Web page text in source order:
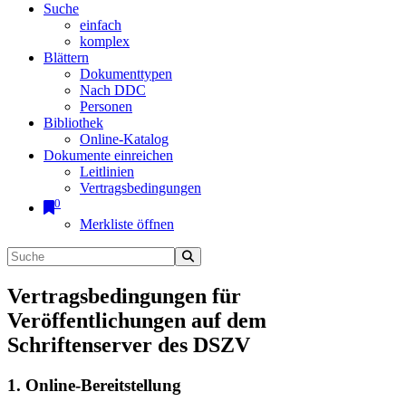
Suche
einfach
komplex
Blättern
Dokumenttypen
Nach DDC
Personen
Bibliothek
Online-Katalog
Dokumente einreichen
Leitlinien
Vertragsbedingungen
0
Merkliste öffnen
Vertragsbedingungen für
Veröffentlichungen auf dem
Schriftenserver des DSZV
1. Online-Bereitstellung